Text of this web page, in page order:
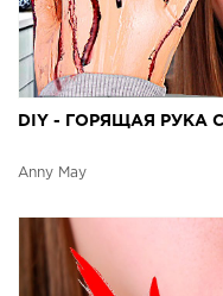
DIY - ГОРЯЩАЯ РУКА
Anny May